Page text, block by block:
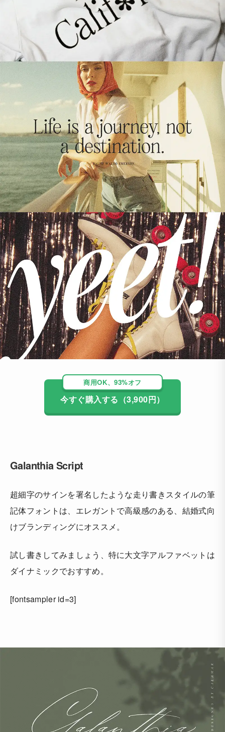
商用OK、93%オフ
今すぐ購入する（3,900円）
Galanthia Script
超細字のサインを署名したような走り書きスタイルの筆
記体フォントは、エレガントで高級感のある、結婚式向
けブランディングにオススメ。
試し書きしてみましょう、特に大文字アルファベットは
ダイナミックでおすすめ。
[fontsampler id=3]